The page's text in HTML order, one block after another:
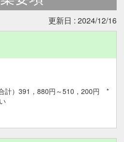
更新日 : 2024/12/16
計）391，880円～510，200円 *